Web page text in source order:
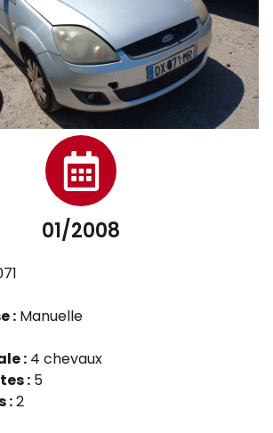
01/2008
: Manuelle
: 4 chevaux
: 5
:2